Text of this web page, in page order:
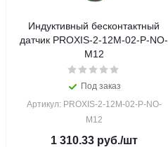
Индуктивный бесконтактный
датчик PROXIS-2-12M-02-P-NO-
M12
Под заказ
Артикул: PROXIS-2-12M-02-P-NO-
M12
1 310.33руб./шт